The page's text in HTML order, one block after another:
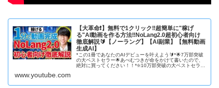
【大革命❗️】無料で1クリック‼️超簡単に"稼げ
る"AI動画を作る方法‼️NoLang2.0超初心者向け
徹底解説🔰【ノーラング】【AI副業】【無料動画
生成AI】
*この1冊であなたのAIデビューを叶えよう🔰*🌟7万部突破
の大ベストセラー🌟あべむつきが命をかけて書いたので、
絶対に買ってください！！*❇️10万部突破の大ベストセラ
www.youtube.com